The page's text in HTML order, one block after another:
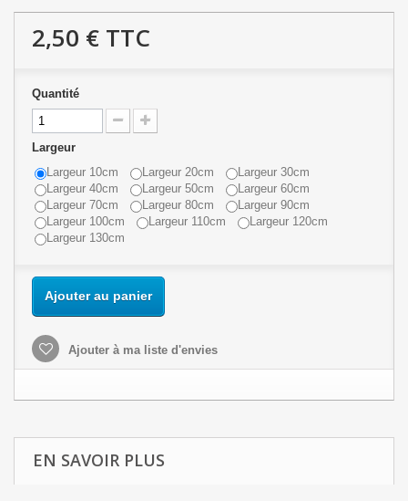
2,50 € TTC
Quantité
Largeur
Largeur 10cm
Largeur 20cm
Largeur 30cm
Largeur 40cm
Largeur 50cm
Largeur 60cm
Largeur 70cm
Largeur 80cm
Largeur 90cm
Largeur 100cm
Largeur 110cm
Largeur 120cm
Largeur 130cm
Ajouter au panier
Ajouter à ma liste d'envies
EN SAVOIR PLUS